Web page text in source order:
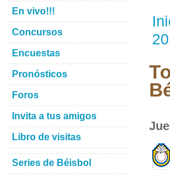
En vivo!!!
Concursos
Encuestas
Pronósticos
Foros
Invita a tus amigos
Libro de visitas
Series de Béisbol